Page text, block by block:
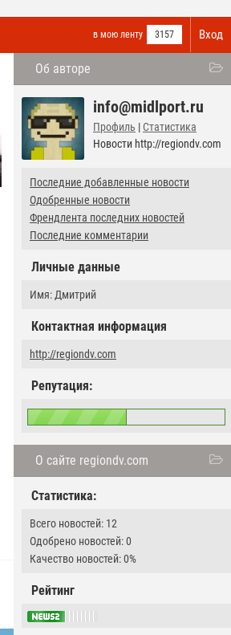
Вход
в мою ленту 3157
Об авторе
info@midlport.ru
Профиль | Статистика
Новости http://regiondv.com
Последние добавленные новости
Одобренные новости
Френдлента последних новостей
Последние комментарии
Личные данные
Имя: Дмитрий
Контактная информация
http://regiondv.com
Репутация:
О сайте regiondv.com
Статистика:
Всего новостей: 12
Одобрено новостей: 0
Качество новостей: 0%
Рейтинг